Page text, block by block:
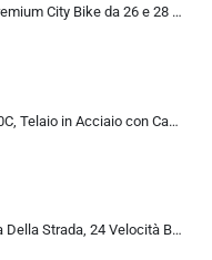
Chillaxx Bike Strada Premium City Bike da 26 e 28 pollici, bicicletta per ragazze, ragazzi, uomini e donne, cambio a 21 ma…
Bicicletta da Corsa 700C, Telaio in Acciaio con Cambio a 24/27/30 Marce, Bicicletta da Strada per Uomo Donna, Bici da Stra…
MU 26 Pollici Bicicletta Della Strada, 24 Velocità Bici, Doppio Disco Freno, Acciaio Al Carbonio Telaio, Strada Biciclette…